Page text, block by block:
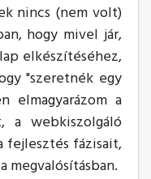
nincs (nem volt)
hogy mivel jár,
elkészítéséhez,
"szeretnék egy
elmagyarázom a
a webkiszolgáló
fejlesztés fázisait,
megvalósításban.